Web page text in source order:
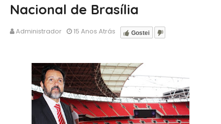
Nacional de Brasília
Administrador Gostei
15 Anos Atrás